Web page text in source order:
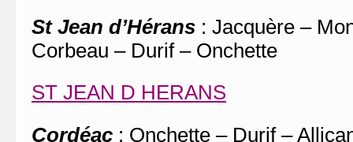
St Jean d’Hérans : Jacquère –
Corbeau – Durif – Onchette
ST JEAN D HERANS
Cordéac : Onchette – Durif –